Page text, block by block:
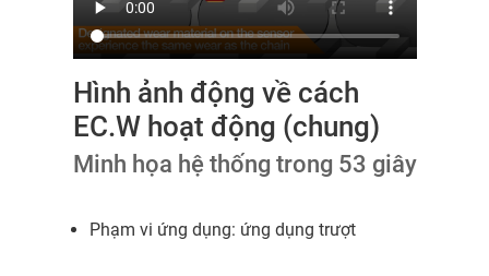
Hình ảnh động về cách
EC.W hoạt động (chung)
Minh họa hệ thống trong 53 giây
Phạm vi ứng dụng: ứng dụng trượt